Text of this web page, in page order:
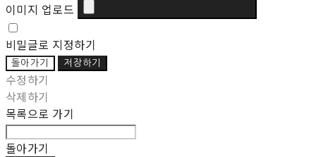
이미지 업로드
비밀글로 지정하기
돌아가기 저장하기
수정하기
삭제하기
목록으로 가기
돌아가기